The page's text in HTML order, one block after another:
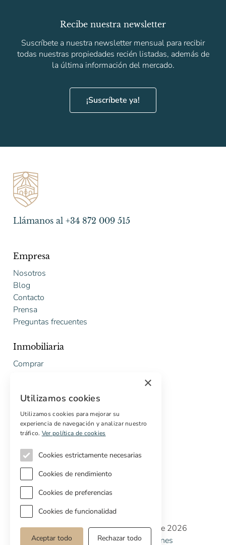
Recibe nuestra newsletter
Suscríbete a nuestra newsletter mensual para recibir
todas nuestras propiedades recién listadas, además de
la última información del mercado.
¡Suscríbete ya!
Llámanos al +34 872 009 515
Empresa
Nosotros
Blog
Contacto
Prensa
Preguntas frecuentes
Inmobiliaria
Comprar
Presupuesto gratuito de rehabilitación
Servicios
Marketing digital
Propiedades off-market
Servicios para compradores
Copyright © Cottage Properties Real Estate 2026
Política de Privacidad
Terminos y Condiciones
×
Utilizamos cookies
Utilizamos cookies para mejorar su
experiencia de navegación y analizar nuestro
tráfico. Ver política de cookies
Cookies estrictamente necesarias
Cookies de rendimiento
Cookies de preferencias
Cookies de funcionalidad
Aceptar todo Rechazar todo